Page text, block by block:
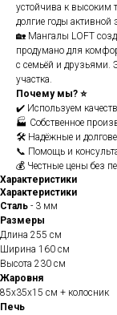
устойчива к высоким
долгие годы активной
🏡 Мангалы LOFT
продумано для
с семьёй и друзьями.
участка.
Почему мы? ⭐
✔️ Используем
🏭 Собственное
🛠️ Надёжные и
📞 Помощь и
💰 Честные цены без
Характеристики
Характеристики
Сталь - 3 мм
Размеры
Длина 255 см
Ширина 160 см
Высота 230 см
Жаровня
85х35х15 см + колосник
Печь